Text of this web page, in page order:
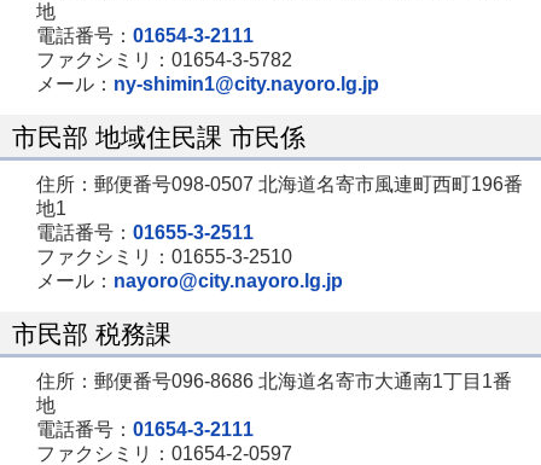
地
電話番号： 01654-3-2111
ファクシミリ：01654-3-5782
メール： ny-shimin1@city.nayoro.lg.jp
市民部 地域住民課 市民係
住所：郵便番号098-0507 北海道名寄市風連町西町196番
地1
電話番号： 01655-3-2511
ファクシミリ：01655-3-2510
メール： nayoro@city.nayoro.lg.jp
市民部 税務課
住所：郵便番号096-8686 北海道名寄市大通南1丁目1番
地
電話番号： 01654-3-2111
ファクシミリ：01654-2-0597